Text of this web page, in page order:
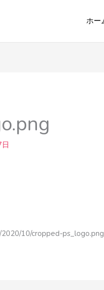
ホー
10/cropped-ps_logo.png